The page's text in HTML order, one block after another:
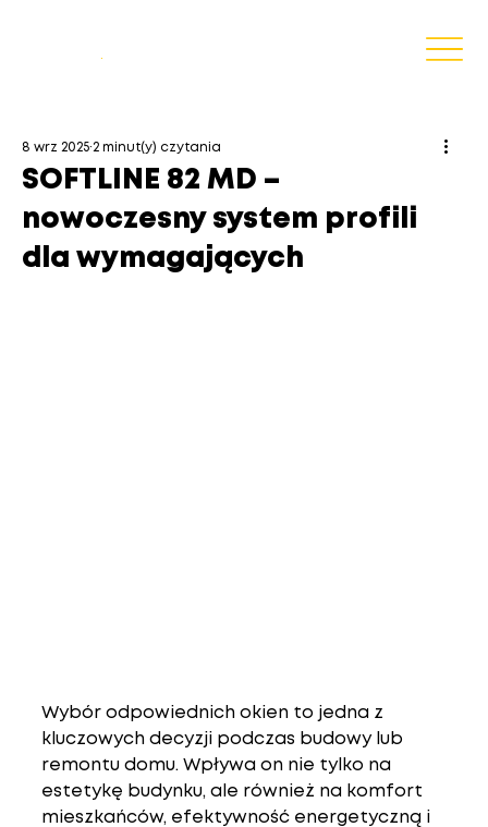
.
SOFTLINE 82 MD –
nowoczesny system profili
dla wymagających
8 wrz 2025 2 minut(y) czytania
Wybór odpowiednich okien to jedna z
kluczowych decyzji podczas budowy lub
remontu domu. Wpływa on nie tylko na
estetykę budynku, ale również na komfort
mieszkańców, efektywność energetyczną i